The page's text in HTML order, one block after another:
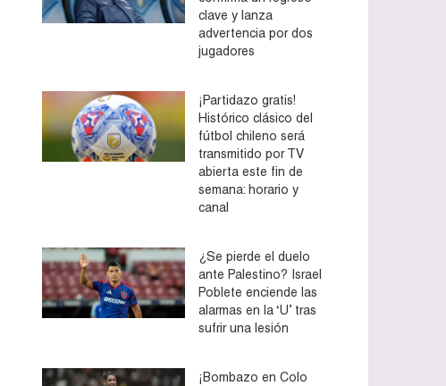
clave y lanza
advertencia por dos
jugadores
¡Partidazo gratis!
Histórico clásico del
fútbol chileno será
transmitido por TV
abierta este fin de
semana: horario y
canal
¿Se pierde el duelo
ante Palestino? Israel
Poblete enciende las
alarmas en la ‘U’ tras
sufrir una lesión
¡Bombazo en Colo